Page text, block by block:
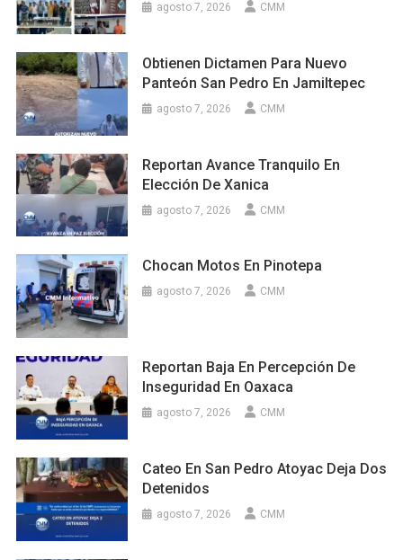
agosto 7, 2026 CMM
Obtienen Dictamen Para Nuevo
Panteón San Pedro En Jamiltepec
agosto 7, 2026 CMM
Reportan Avance Tranquilo En
Elección De Xanica
agosto 7, 2026 CMM
Chocan Motos En Pinotepa
agosto 7, 2026 CMM
Reportan Baja En Percepción De
Inseguridad En Oaxaca
agosto 7, 2026 CMM
Cateo En San Pedro Atoyac Deja Dos
Detenidos
agosto 7, 2026 CMM